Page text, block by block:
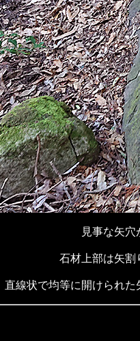
見事な矢
石材上部は矢割
直線状で均等に開けられ